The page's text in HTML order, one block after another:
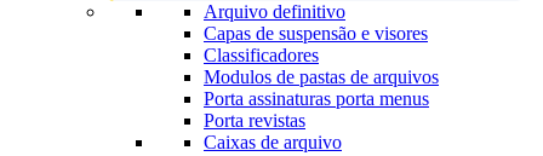
Arquivo definitivo
Capas de suspensão e visores
Classificadores
Modulos de pastas de arquivos
Porta assinaturas porta menus
Porta revistas
Caixas de arquivo